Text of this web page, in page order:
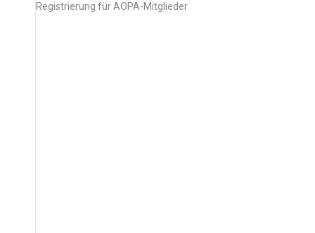
Registrierung für AOPA-Mitglieder